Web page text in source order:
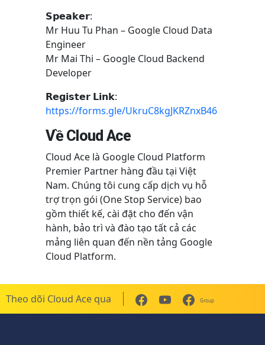
𝗦𝗽𝗲𝗮𝗸𝗲𝗿:
Mr Huu Tu Phan – Google Cloud Data
Engineer
Mr Mai Thi – Google Cloud Backend
Developer
𝗥𝗲𝗴𝗶𝘀𝘁𝗲𝗿 𝗟𝗶𝗻𝗸:
https://forms.gle/UkruC8kgJKRZnxB46
Về Cloud Ace
Cloud Ace là Google Cloud Platform
Premier Partner hàng đầu tại Việt
Nam. Chúng tôi cung cấp dịch vụ hỗ
trợ trọn gói (One Stop Service) bao
gồm thiết kế, cài đặt cho đến vận
hành, bảo trì và đào tạo tất cả các
mảng liên quan đến nền tảng Google
Cloud Platform.
Theo dõi Cloud Ace qua Group